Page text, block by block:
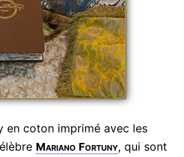
en coton imprimé avec les
Mariano Fortuny, qui sont